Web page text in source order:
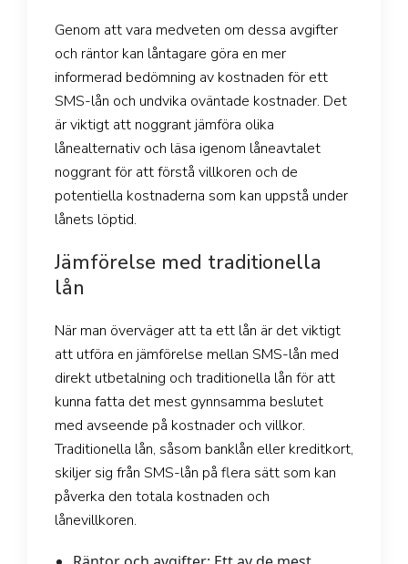
Genom att vara medveten om dessa avgifter
och räntor kan låntagare göra en mer
informerad bedömning av kostnaden för ett
SMS-lån och undvika oväntade kostnader. Det
är viktigt att noggrant jämföra olika
lånealternativ och läsa igenom låneavtalet
noggrant för att förstå villkoren och de
potentiella kostnaderna som kan uppstå under
lånets löptid.
Jämförelse med traditionella
lån
När man överväger att ta ett lån är det viktigt
att utföra en jämförelse mellan SMS-lån med
direkt utbetalning och traditionella lån för att
kunna fatta det mest gynnsamma beslutet
med avseende på kostnader och villkor.
Traditionella lån, såsom banklån eller kreditkort,
skiljer sig från SMS-lån på flera sätt som kan
påverka den totala kostnaden och
lånevillkoren.